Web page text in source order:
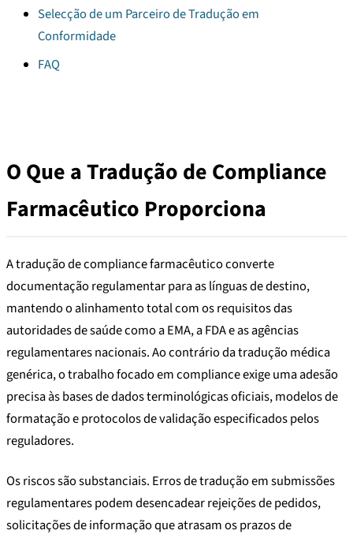
Selecção de um Parceiro de Tradução em
Conformidade
FAQ
O Que a Tradução de Compliance
Farmacêutico Proporciona
A tradução de compliance farmacêutico converte
documentação regulamentar para as línguas de destino,
mantendo o alinhamento total com os requisitos das
autoridades de saúde como a EMA, a FDA e as agências
regulamentares nacionais. Ao contrário da tradução médica
genérica, o trabalho focado em compliance exige uma adesão
precisa às bases de dados terminológicas oficiais, modelos de
formatação e protocolos de validação especificados pelos
reguladores.
Os riscos são substanciais. Erros de tradução em submissões
regulamentares podem desencadear rejeições de pedidos,
solicitações de informação que atrasam os prazos de